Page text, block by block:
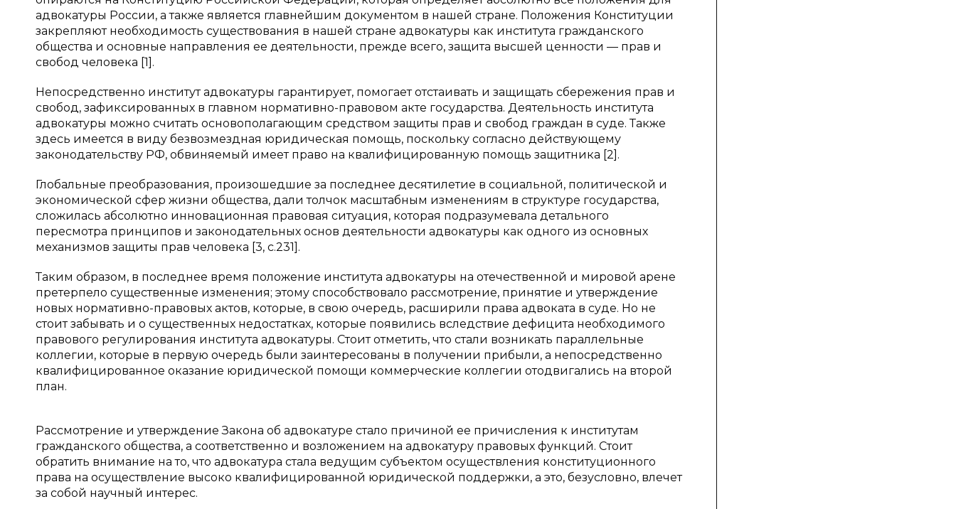
адвокатуры России, а также является главнейшим документом в нашей стране. Положения Конституции
закрепляют необходимость существования в нашей стране адвокатуры как института гражданского
общества и основные направления ее деятельности, прежде всего, защита высшей ценности — прав и
свобод человека [1].
Непосредственно институт адвокатуры гарантирует, помогает отстаивать и защищать сбережения прав и
свобод, зафиксированных в главном нормативно-правовом акте государства. Деятельность института
адвокатуры можно считать основополагающим средством защиты прав и свобод граждан в суде. Также
здесь имеется в виду безвозмездная юридическая помощь, поскольку согласно действующему
законодательству РФ, обвиняемый имеет право на квалифицированную помощь защитника [2].
Глобальные преобразования, произошедшие за последнее десятилетие в социальной, политической и
экономической сфер жизни общества, дали толчок масштабным изменениям в структуре государства,
сложилась абсолютно инновационная правовая ситуация, которая подразумевала детального
пересмотра принципов и законодательных основ деятельности адвокатуры как одного из основных
механизмов защиты прав человека [3, с.231].
Таким образом, в последнее время положение института адвокатуры на отечественной и мировой арене
претерпело существенные изменения; этому способствовало рассмотрение, принятие и утверждение
новых нормативно-правовых актов, которые, в свою очередь, расширили права адвоката в суде. Но не
стоит забывать и о существенных недостатках, которые появились вследствие дефицита необходимого
правового регулирования института адвокатуры. Стоит отметить, что стали возникать параллельные
коллегии, которые в первую очередь были заинтересованы в получении прибыли, а непосредственно
квалифицированное оказание юридической помощи коммерческие коллегии отодвигались на второй
план.
Рассмотрение и утверждение Закона об адвокатуре стало причиной ее причисления к институтам
гражданского общества, а соответственно и возложением на адвокатуру правовых функций. Стоит
обратить внимание на то, что адвокатура стала ведущим субъектом осуществления конституционного
права на осуществление высоко квалифицированной юридической поддержки, а это, безусловно, влечет
за собой научный интерес.